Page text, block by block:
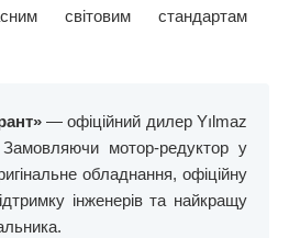
світовим стандартам
— офіційний дилер Yılmaz
Замовляючи мотор-редуктор у
обладнання, офіційну
інженерів та найкращу